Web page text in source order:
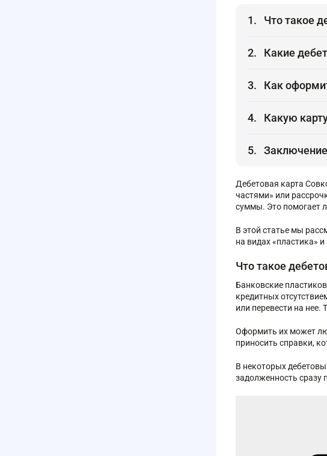
Что такое
Какие
Как
Какую
Заключение
Дебетовая карта
частями» или
суммы. Это помогает
В этой статье мы
на видах «пластика»
Что такое
Банковские
кредитных
или перевести на
Оформить их может
приносить справки,
В некоторых
задолженность сразу